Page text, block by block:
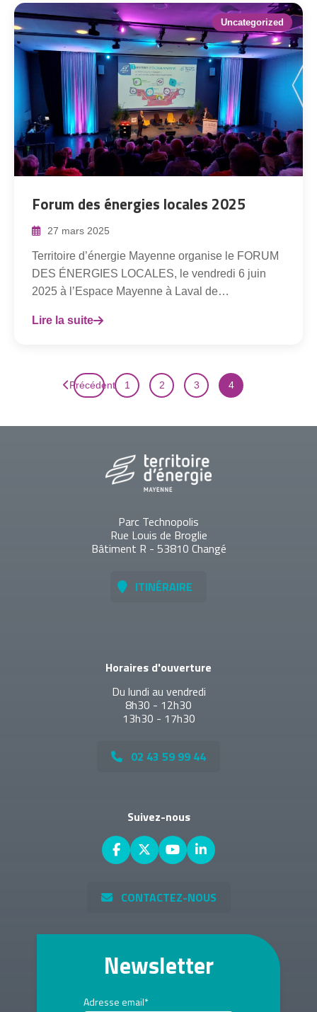
Uncategorized
Forum des énergies locales 2025
27 mars 2025
Territoire d’énergie Mayenne organise le FORUM
DES ÉNERGIES LOCALES, le vendredi 6 juin
2025 à l’Espace Mayenne à Laval de…
Lire la suite
Précédent 1 2 3 4
Parc Technopolis
Rue Louis de Broglie
Bâtiment R - 53810 Changé
ITINÉRAIRE
Horaires d'ouverture
Du lundi au vendredi
8h30 - 12h30
13h30 - 17h30
02 43 59 99 44
Suivez-nous
CONTACTEZ-NOUS
Newsletter
Adresse email*